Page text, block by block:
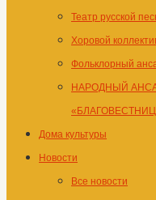
Театр русской
Хоровой
Фольклорный
НАРОДНЫЙ
Дома культуры
Новости
Все новости